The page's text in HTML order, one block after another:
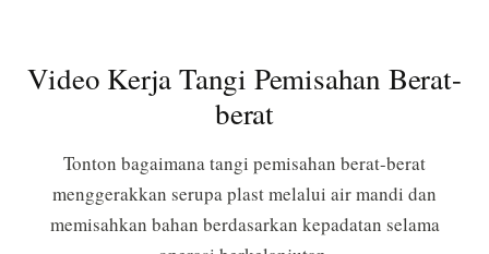
Video Kerja Tangi Pemisahan Berat-
berat
Tonton bagaimana tangi pemisahan berat-berat
menggerakkan serupa plast melalui air mandi dan
memisahkan bahan berdasarkan kepadatan selama